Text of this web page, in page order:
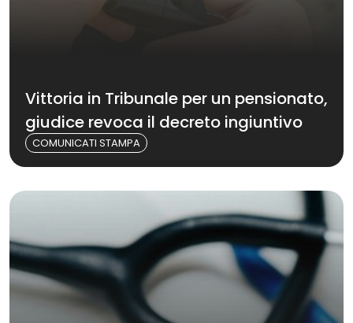
Vittoria in Tribunale per un pensionato,
giudice revoca il decreto ingiuntivo
COMUNICATI STAMPA